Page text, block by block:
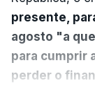
presente,
agosto "a
para cumprir
perder o